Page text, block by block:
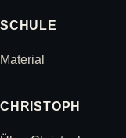
SCHULE
Material
CHRISTOPH